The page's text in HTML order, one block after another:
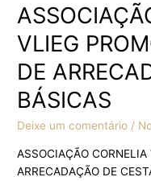
VLIEG
DE
BÁSICAS
Deixe um comentário /
ASSOCIAÇÃO
ARRECADAÇÃO DE